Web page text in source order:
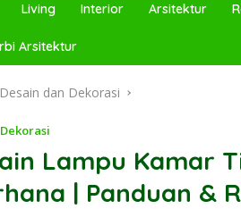
Living Interior Arsitektur
Arsitektur
Desain dan Dekorasi
Lampu Kamar
| Panduan &